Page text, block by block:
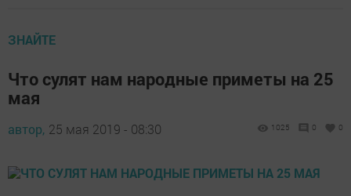
ЗНАЙТЕ
Что сулят нам народные приметы на 25
мая
автор, 25 мая 2019 - 08:30 1025 0 0